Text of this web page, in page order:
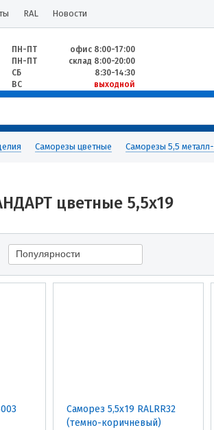
RAL Новости
ПН-ПТ
офис 8:00-17:00
ПН-ПТ
склад 8:00-20:00
СБ
8:30-14:30
ВС
выходной
Саморезы цветные Саморезы 5,5
цветные 5,5х19
Популярности
Саморез 5,5х19 RALRR32
(темно-коричневый)